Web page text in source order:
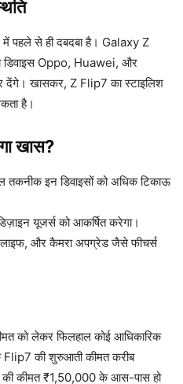
में पहले से ही दबदबा है। Galaxy Z
Oppo, Huawei, और
देंगे। खासकर, Z Flip7 का स्टाइलिश
है।
खास?
इन डिवाइसों को अधिक टिकाऊ
यूजर्स को आकर्षित करेगा।
लाइफ, और कैमरा अपग्रेड जैसे फीचर्स
को लेकर फिलहाल कोई आधिकारिक
Flip7 की शुरुआती कीमत करीब
कीमत ₹1,50,000 के आस-पास हो